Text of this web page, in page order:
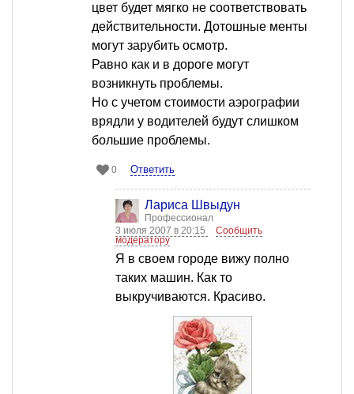
цвет будет мягко не соответствовать
действительности. Дотошные менты
могут зарубить осмотр.
Равно как и в дороге могут
возникнуть проблемы.
Но с учетом стоимости аэрографии
врядли у водителей будут слишком
большие проблемы.
0 Ответить
Лариса Швыдун
Профессионал
3 июля 2007 в 20:15
Сообщить
модератору
Я в своем городе вижу полно
таких машин. Как то
выкручиваются. Красиво.